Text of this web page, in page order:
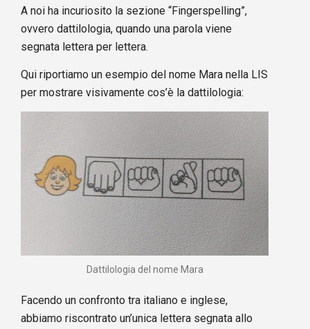
A noi ha incuriosito la sezione “Fingerspelling”,
ovvero dattilologia, quando una parola viene
segnata lettera per lettera.
Qui riportiamo un esempio del nome Mara nella LIS
per mostrare visivamente cos’è la dattilologia:
Dattilologia del nome Mara
Facendo un confronto tra italiano e inglese,
abbiamo riscontrato un’unica lettera segnata allo